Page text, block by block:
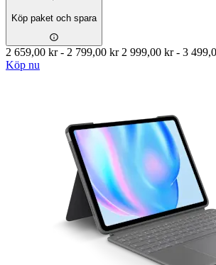
Köp paket och spara
2 659,00 kr- 2 799,00 kr 2 999,00 kr- 3
Köp nu